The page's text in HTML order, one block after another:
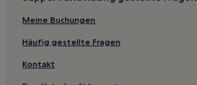
Meine Buchungen
Häufig gestellte Fragen
Kontakt